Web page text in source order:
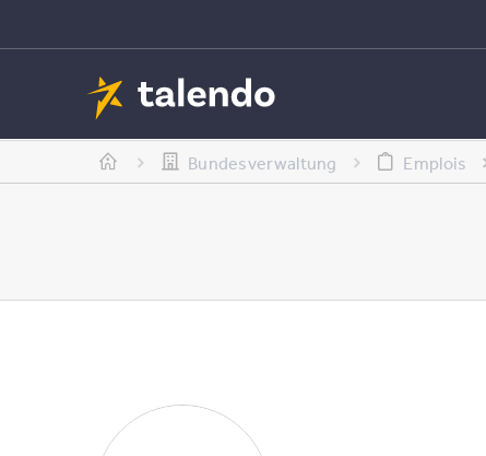
Bundesverwaltung Emplois